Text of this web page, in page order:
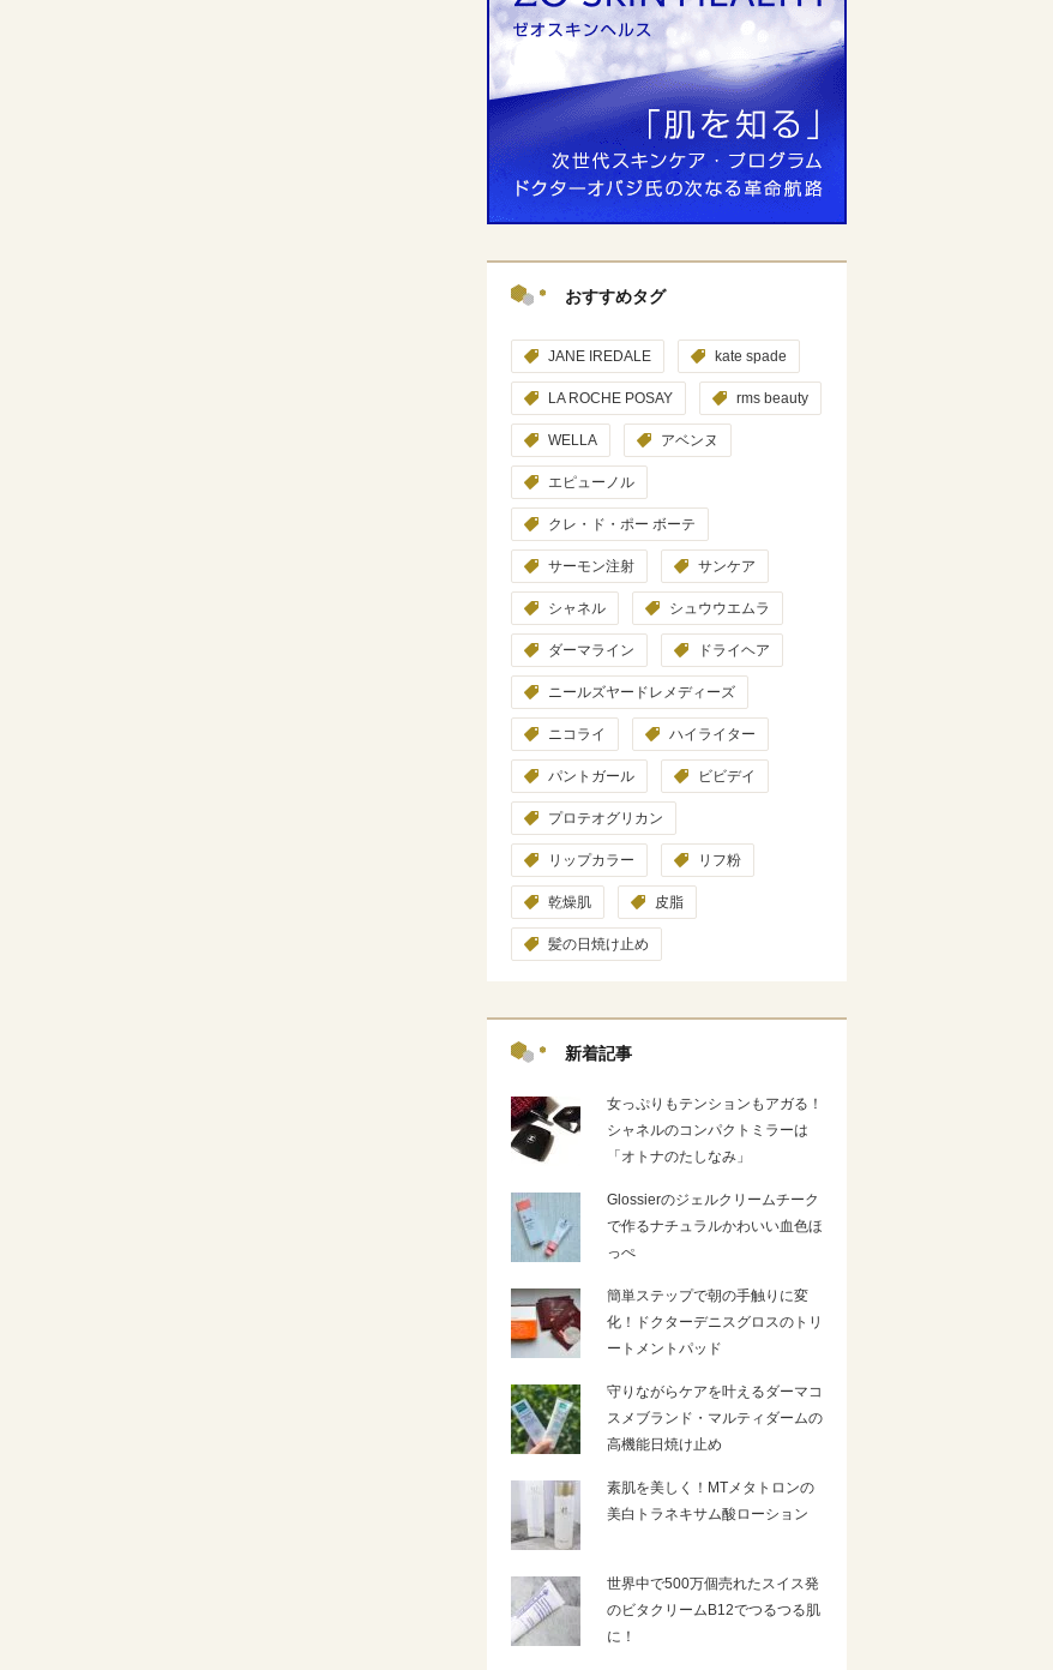
おすすめタグ
JANE IREDALE kate spade
LA ROCHE POSAY rms beauty
WELLA アベンヌ
エピューノル
クレ・ド・ポー ボーテ
サーモン注射 サンケア
シャネル シュウウエムラ
ダーマライン ドライヘア
ニールズヤードレメディーズ
ニコライ ハイライター
パントガール ビビデイ
プロテオグリカン
リップカラー リフ粉
乾燥肌 皮脂
髪の日焼け止め
新着記事
女っぷりもテンションもアガる！
シャネルのコンパクトミラーは
「オトナのたしなみ」
Glossierのジェルクリームチーク
で作るナチュラルかわいい血色ほ
っぺ
簡単ステップで朝の手触りに変
化！ドクターデニスグロスのトリ
ートメントパッド
守りながらケアを叶えるダーマコ
スメブランド・マルティダームの
高機能日焼け止め
素肌を美しく！MTメタトロンの
美白トラネキサム酸ローション
世界中で500万個売れたスイス発
のビタクリームB12でつるつる肌
に！